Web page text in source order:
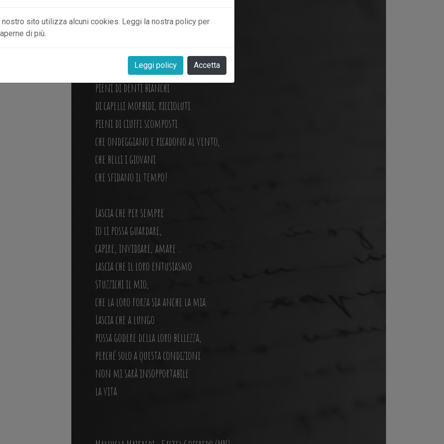
nostro sito utilizza alcuni cookies. Leggi la nostra policy per
di più.
Leggi policy Accetta
dal peso inesorabile degli anni.
con i loro sorrisi
pieni di denti bianchi
di capelli morbidi, riccioluti
pieni di ciuffi scomposti
che ondeggiano e ricadono al vento,
che belli i giovani
che sfidano il tempo!
Lascia che per sempre
io li possa guardare,
capire, invidiare, amare…
lascia che il loro entusiasmo
stuzzichi il mio,
che la loro forza sia anche la mia.
Lascia che a lungo
possa godere della loro bellezza,
perché solo a questa condizione
non mi sarà insopportabile
la vita.